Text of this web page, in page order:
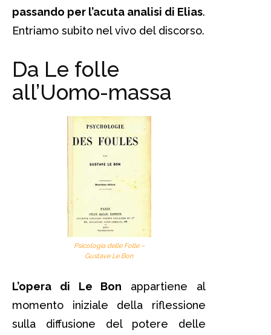
passando per l’acuta analisi di Elias.
Entriamo subito nel vivo del discorso.
Da Le folle
all’Uomo-massa
Psicologia delle Folle –
Gustave Le Bon
L’opera di Le Bon appartiene al
momento iniziale della riflessione
sulla diffusione del potere delle